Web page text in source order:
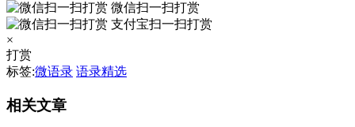
微信扫一扫打赏
支付宝扫一扫打赏
×
打赏
标签:微语录 语录精选
相关文章